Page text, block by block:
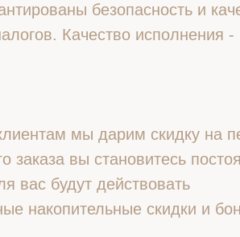
безопасность и
Качество исполнения
мы дарим скидку на
заказа вы становитесь
вас будут действовать
накопительные скидки и